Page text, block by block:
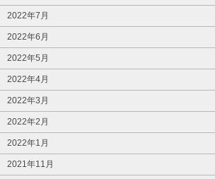
2022年7月
2022年6月
2022年5月
2022年4月
2022年3月
2022年2月
2022年1月
2021年11月